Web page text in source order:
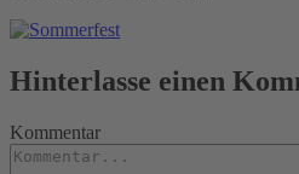
Hinterlasse einen
Kommentar